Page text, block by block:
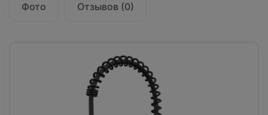
Фото Отзывов (0)